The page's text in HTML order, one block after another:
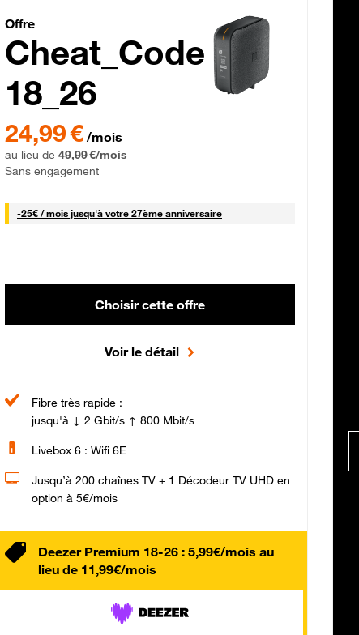
Cheat_Code Fibre_18_26
Offre
Cheat_Code
18_26
24,99 € /mois
au lieu de 49,99 €/mois
Sans engagement
-25€ / mois25 € par mois
jusqu'à votre 27ème anniversaire
Choisir cette offre
Voir le détail
Fibre très rapide :
jusqu'à ↓ 2 Gbit/s ↑ 800 Mbit/s
Livebox 6 : Wifi 6E
Jusqu’à 200 chaînes TV + 1 Décodeur TV UHD en
option à 5€/mois
Deezer Premium 18-26 : 5,99€/mois au
lieu de 11,99€/mois